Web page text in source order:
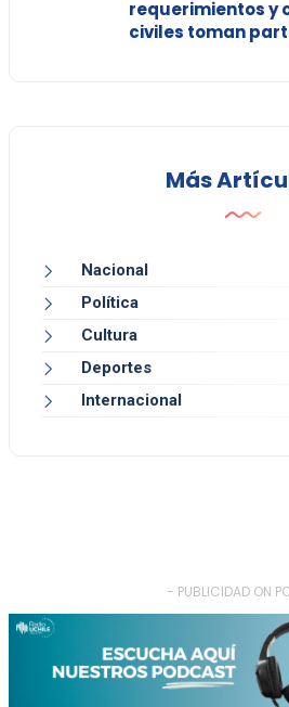
requerimientos y
civiles toman
Más
Nacional
Política
Cultura
Deportes
Internacional
- PUBLICIDAD ON